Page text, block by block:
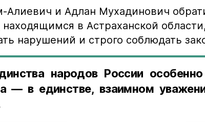
Алиевич и Адлан Мухадинович
в Астраханской
нарушений и строго соблюдать
народов России
— в единстве, взаимном